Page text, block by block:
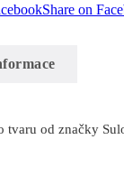
Share on
tvaru od značky